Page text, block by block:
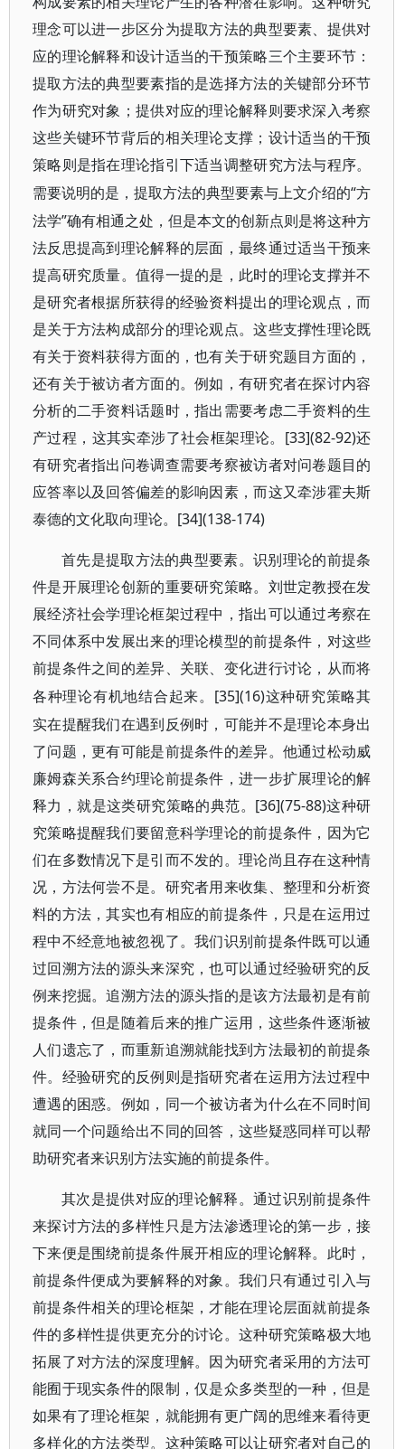
理念可以进一步区分为提取方法的典型要素、提供对
应的理论解释和设计适当的干预策略三个主要环节：
提取方法的典型要素指的是选择方法的关键部分环节
作为研究对象；提供对应的理论解释则要求深入考察
这些关键环节背后的相关理论支撑；设计适当的干预
策略则是指在理论指引下适当调整研究方法与程序。
需要说明的是，提取方法的典型要素与上文介绍的“方
法学”确有相通之处，但是本文的创新点则是将这种方
法反思提高到理论解释的层面，最终通过适当干预来
提高研究质量。值得一提的是，此时的理论支撑并不
是研究者根据所获得的经验资料提出的理论观点，而
是关于方法构成部分的理论观点。这些支撑性理论既
有关于资料获得方面的，也有关于研究题目方面的，
还有关于被访者方面的。例如，有研究者在探讨内容
分析的二手资料话题时，指出需要考虑二手资料的生
产过程，这其实牵涉了社会框架理论。[33](82-92)还
有研究者指出问卷调查需要考察被访者对问卷题目的
应答率以及回答偏差的影响因素，而这又牵涉霍夫斯
泰德的文化取向理论。[34](138-174)
首先是提取方法的典型要素。识别理论的前提条
件是开展理论创新的重要研究策略。刘世定教授在发
展经济社会学理论框架过程中，指出可以通过考察在
不同体系中发展出来的理论模型的前提条件，对这些
前提条件之间的差异、关联、变化进行讨论，从而将
各种理论有机地结合起来。 [35](16)这种研究策略其
实在提醒我们在遇到反例时，可能并不是理论本身出
了问题，更有可能是前提条件的差异。他通过松动威
廉姆森关系合约理论前提条件，进一步扩展理论的解
释力，就是这类研究策略的典范。[36](75-88)这种研
究策略提醒我们要留意科学理论的前提条件，因为它
们在多数情况下是引而不发的。理论尚且存在这种情
况，方法何尝不是。研究者用来收集、整理和分析资
料的方法，其实也有相应的前提条件，只是在运用过
程中不经意地被忽视了。我们识别前提条件既可以通
过回溯方法的源头来深究，也可以通过经验研究的反
例来挖掘。追溯方法的源头指的是该方法最初是有前
提条件，但是随着后来的推广运用，这些条件逐渐被
人们遗忘了，而重新追溯就能找到方法最初的前提条
件。经验研究的反例则是指研究者在运用方法过程中
遭遇的困惑。例如，同一个被访者为什么在不同时间
就同一个问题给出不同的回答，这些疑惑同样可以帮
助研究者来识别方法实施的前提条件。
其次是提供对应的理论解释。通过识别前提条件
来探讨方法的多样性只是方法渗透理论的第一步，接
下来便是围绕前提条件展开相应的理论解释。此时，
前提条件便成为要解释的对象。我们只有通过引入与
前提条件相关的理论框架，才能在理论层面就前提条
件的多样性提供更充分的讨论。这种研究策略极大地
拓展了对方法的深度理解。因为研究者采用的方法可
能囿于现实条件的限制，仅是众多类型的一种，但是
如果有了理论框架，就能拥有更广阔的思维来看待更
多样化的方法类型。这种策略可以让研究者对自己的